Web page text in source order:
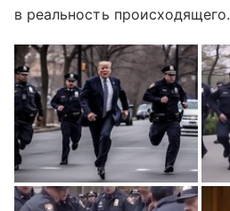
в реальность происходящего.